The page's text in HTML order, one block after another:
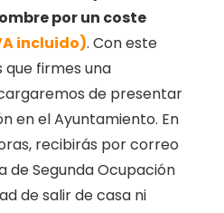
por un coste
incluido). Con este
firmes una
de presentar
en el Ayuntamiento. En
recibirás por correo
de Segunda Ocupación
de salir de casa ni